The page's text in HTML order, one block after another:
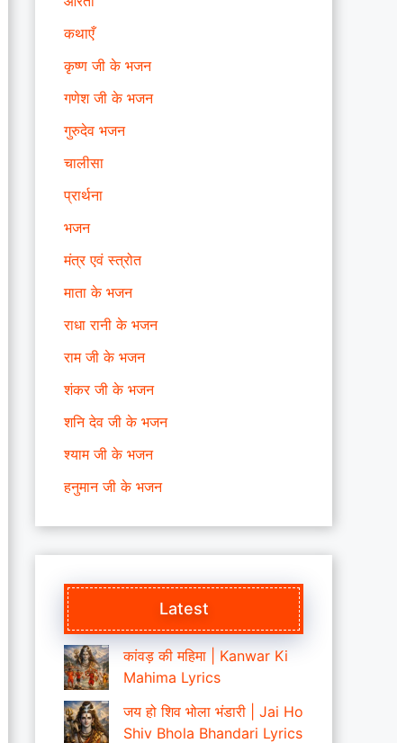
कथाएँ
कृष्ण जी के भजन
गणेश जी के भजन
गुरुदेव भजन
चालीसा
प्रार्थना
भजन
मंत्र एवं स्त्रोत
माता के भजन
राधा रानी के भजन
राम जी के भजन
शंकर जी के भजन
शनि देव जी के भजन
श्याम जी के भजन
हनुमान जी के भजन
Latest
कांवड़ की महिमा | Kanwar Ki
Mahima Lyrics
जय हो शिव भोला भंडारी | Jai Ho
Shiv Bhola Bhandari Lyrics